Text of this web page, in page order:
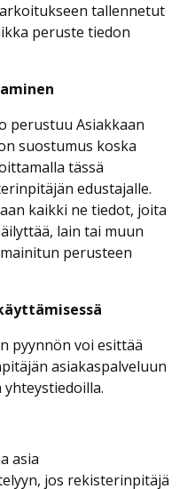
tallennetut
peruste tiedon
perustuu Asiakkaan
suostumus koska
tässä
edustajalle.
kaikki ne tiedot, joita
lain tai muun
perusteen
pyynnön voi esittää
asiakaspalveluun
asia
jos rekisterinpitäjä